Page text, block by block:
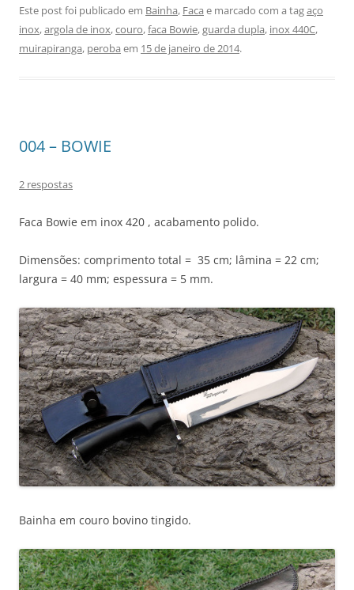
Este post foi publicado em Bainha, Faca e marcado com a tagaço
inox,argola de inox,couro,faca Bowie,guarda dupla, inox 440C,
muirapiranga, peroba em 15 de janeiro de 2014.
004 – BOWIE
2 respostas
Faca Bowie em inox 420 , acabamento polido.
Dimensões: comprimento total = 35 cm; lâmina = 22 cm;
largura = 40 mm; espessura = 5 mm.
Bainha em couro bovino tingido.